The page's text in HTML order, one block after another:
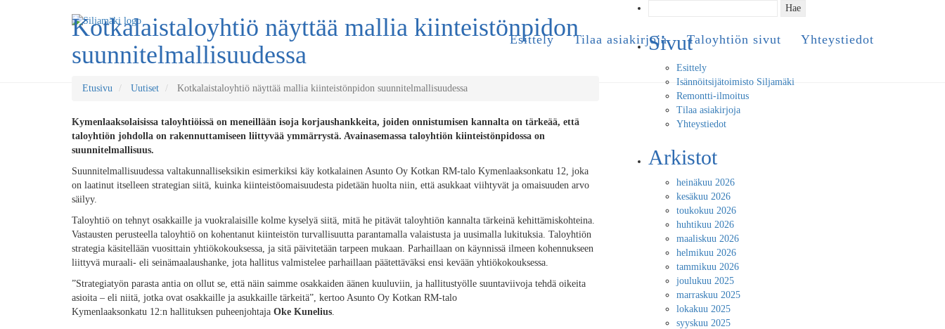
Esittely Tilaa asiakirjoja Taloyhtiön sivut Yhteystiedot
Kotkalaistaloyhtiö näyttää mallia kiinteistönpidon
suunnitelmallisuudessa
Etusivu Uutiset Kotkalaistaloyhtiö näyttää mallia kiinteistönpidon suunnitelmallisuudessa
Kymenlaaksolaisissa taloyhtiöissä on meneillään isoja korjaushankkeita, joiden onnistumisen kannalta on tärkeää, että
taloyhtiön johdolla on rakennuttamiseen liittyvää ymmärrystä. Avainasemassa taloyhtiön kiinteistönpidossa on
suunnitelmallisuus.
Suunnitelmallisuudessa valtakunnalliseksikin esimerkiksi käy kotkalainen Asunto Oy Kotkan RM-talo Kymenlaaksonkatu 12, joka
on laatinut itselleen strategian siitä, kuinka kiinteistöomaisuudesta pidetään huolta niin, että asukkaat viihtyvät ja omaisuuden arvo
säilyy.
Taloyhtiö on tehnyt osakkaille ja vuokralaisille kolme kyselyä siitä, mitä he pitävät taloyhtiön kannalta tärkeinä kehittämiskohteina.
Vastausten perusteella taloyhtiö on kohentanut kiinteistön turvallisuutta parantamalla valaistusta ja uusimalla lukituksia. Taloyhtiön
strategia käsitellään vuosittain yhtiökokouksessa, ja sitä päivitetään tarpeen mukaan. Parhaillaan on käynnissä ilmeen kohennukseen
liittyvä muraali- eli seinämaalaushanke, jota hallitus valmistelee parhaillaan päätettäväksi ensi kevään yhtiökokouksessa.
”Strategiatyön parasta antia on ollut se, että näin saimme osakkaiden äänen kuuluviin, ja hallitustyölle suuntaviivoja tehdä oikeita
asioita – eli niitä, jotka ovat osakkaille ja asukkaille tärkeitä”, kertoo Asunto Oy Kotkan RM-talo
Kymenlaaksonkatu 12:n hallituksen puheenjohtaja Oke Kunelius.
Sivut
Esittely
Isännöitsijätoimisto Siljamäki
Remontti-ilmoitus
Tilaa asiakirjoja
Yhteystiedot
Arkistot
heinäkuu 2026
kesäkuu 2026
toukokuu 2026
huhtikuu 2026
maaliskuu 2026
helmikuu 2026
tammikuu 2026
joulukuu 2025
marraskuu 2025
lokakuu 2025
syyskuu 2025